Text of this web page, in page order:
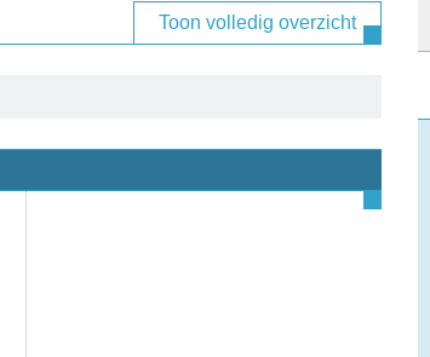
Toon volledig overzicht